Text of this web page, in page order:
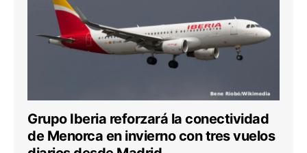
Grupo Iberia reforzará la conectividad
de Menorca en invierno con tres vuelos